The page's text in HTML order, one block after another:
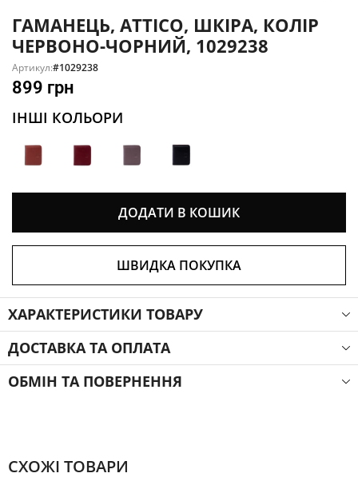
ГАМАНЕЦЬ, ATTICO, ШКІРА, КОЛІР
ЧЕРВОНО-ЧОРНИЙ, 1029238
Артикул:#1029238
899 грн
ІНШІ КОЛЬОРИ
ДОДАТИ В КОШИК
ШВИДКА ПОКУПКА
ХАРАКТЕРИСТИКИ ТОВАРУ
ДОСТАВКА ТА ОПЛАТА
ОБМІН ТА ПОВЕРНЕННЯ
СХОЖІ ТОВАРИ